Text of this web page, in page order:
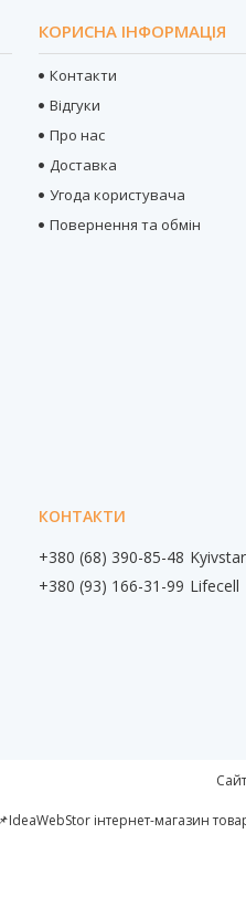
КОРИСНА ІНФОРМАЦІЯ
Контакти
Відгуки
Про нас
Доставка
Угода користувача
Повернення та обмін
+380 (68) 390-85-48 Kyivstar
+380 (93) 166-31-99 Lifecell